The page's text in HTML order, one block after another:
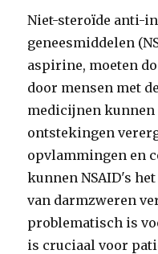
Niet-steroïde anti-
geneesmiddelen
aspirine, moeten
door mensen met
medicijnen
ontstekingen
opvlammingen en
kunnen NSAID's
van darmzweren
problematisch is
is cruciaal voor